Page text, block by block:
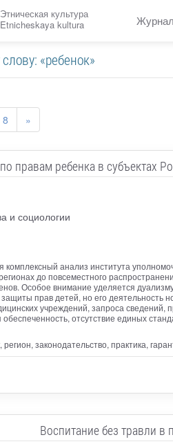
Этническая культура
Etnicheskaya kultura
Журнал
«ребенок»
8 »
правам ребенка в субъектах
и социологии
комплексный анализ института
до повсеместного
Особое внимание уделяется
прав детей, но его
учреждений, запроса
отсутствие единых
законодательство, практика,
Воспитание без травли в